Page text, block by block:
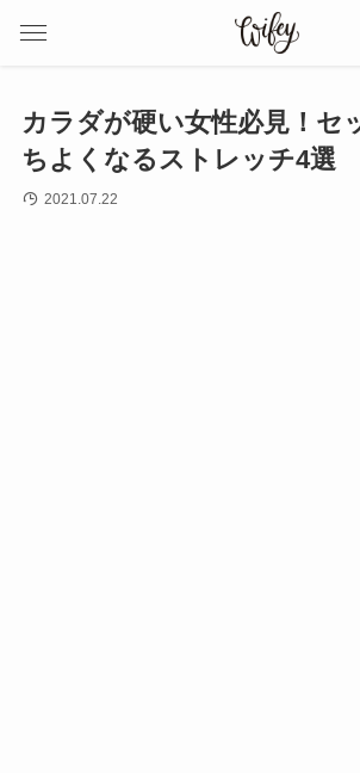
カラダが硬い女性必見！セ
ちよくなるストレッチ4選
2021.07.22